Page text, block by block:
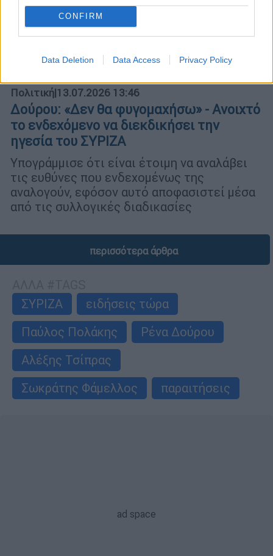
CONFIRM
Data Deletion Data Access Privacy Policy
Πολιτική|13.07.2026 13:46
Δούρου: «Δεν θα φυγομαχήσω» - Ανοιχτό
το ενδεχόμενο να διεκδικήσει την
ηγεσία του ΣΥΡΙΖΑ
Υπογράμμισε ότι είναι έτοιμη να αναλάβει
τις ευθύνες που ενδεχομένως της
αναλογούν, εφόσον αυτό αποφασιστεί μέσα
από τις συλλογικές διαδικασίες
περισσότερα άρθρα
ΣΥΡΙΖΑ
ειδήσεις τώρα
Παύλος Πολάκης
Ρένα Δούρου
Αλέξης Τσίπρας
Σωκράτης Φάμελλος
παραιτήσεις